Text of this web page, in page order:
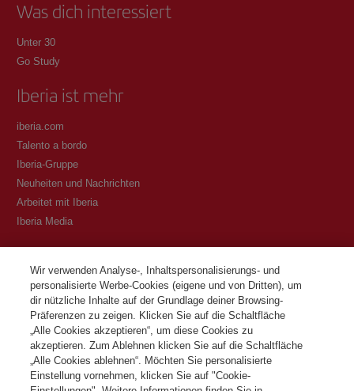
Was dich interessiert
Unter 30
Go Study
Iberia ist mehr
iberia.com
Talento a bordo
Iberia-Gruppe
Neuheiten und Nachrichten
Arbeitet mit Iberia
Iberia Media
Allgemeine Geschäftsbedingungen des Iberia Club Programms
Bedingungen für die Registrierung auf iberia.com
Richtlinien zum Schutz personenbezogener Daten
Cookie-Richtlinie und -Verwaltung
Kontaktiere
Wir verwenden Analyse-, Inhaltspersonalisierungs- und
personalisierte Werbe-Cookies (eigene und von Dritten), um
dir nützliche Inhalte auf der Grundlage deiner Browsing-
Präferenzen zu zeigen. Klicken Sie auf die Schaltfläche
„Alle Cookies akzeptieren“, um diese Cookies zu
akzeptieren. Zum Ablehnen klicken Sie auf die Schaltfläche
„Alle Cookies ablehnen“. Möchten Sie personalisierte
Einstellung vornehmen, klicken Sie auf "Cookie-